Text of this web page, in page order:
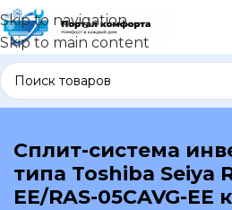
Skip to navigation
Skip to main content
В каталог
Сплит-система
типа Toshiba Seiya
EE/RAS-05CAVG-EE